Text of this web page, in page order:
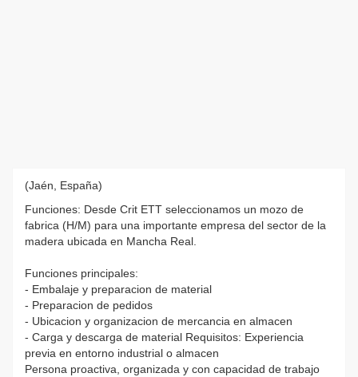
(Jaén, España)
Funciones: Desde Crit ETT seleccionamos un mozo de
fabrica (H/M) para una importante empresa del sector de la
madera ubicada en Mancha Real.
Funciones principales:
- Embalaje y preparacion de material
- Preparacion de pedidos
- Ubicacion y organizacion de mercancia en almacen
- Carga y descarga de material Requisitos: Experiencia
previa en entorno industrial o almacen
Persona proactiva, organizada y con capacidad de trabajo